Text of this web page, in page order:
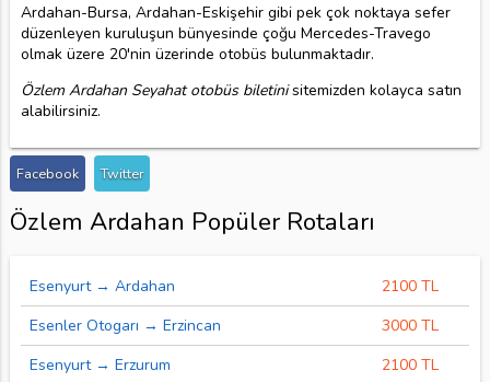
Ardahan-Bursa, Ardahan-Eskişehir gibi pek çok noktaya sefer
düzenleyen kuruluşun bünyesinde çoğu Mercedes-Travego
olmak üzere 20'nin üzerinde otobüs bulunmaktadır.
Özlem Ardahan Seyahat otobüs biletinisitemizden kolayca satın
alabilirsiniz.
Facebook Twitter
Özlem Ardahan Popüler Rotaları
Esenyurt → Ardahan
2100 TL
Esenler Otogarı → Erzincan
3000 TL
Esenyurt → Erzurum
2100 TL